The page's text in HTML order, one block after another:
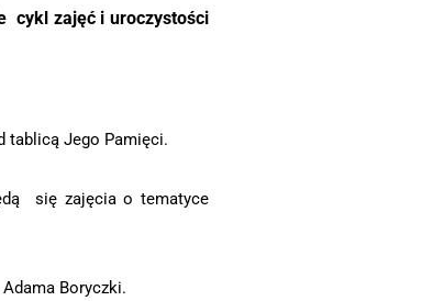
cykl zajęć i uroczystości
tablicą Jego Pamięci.
się zajęcia o tematyce
Boryczki.